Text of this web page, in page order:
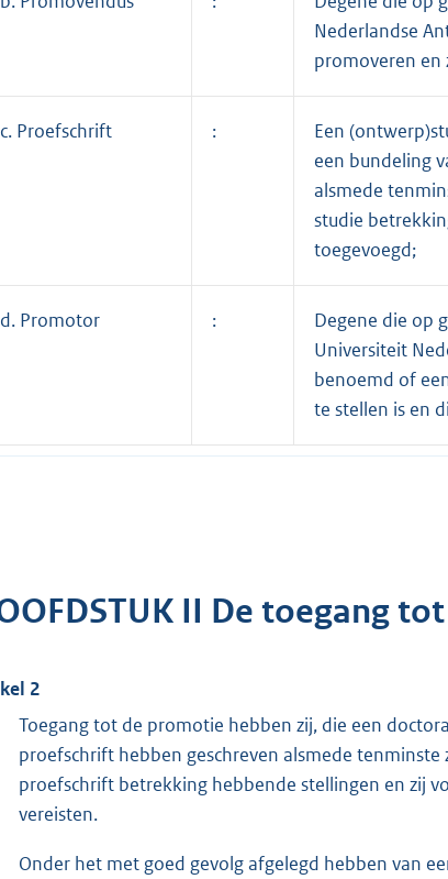
Nederlandse
promoveren
c. Proefschrift :
Een
een bundeling
alsmede
studie
toegevoegd;
d. Promotor :
Degene die op
Universiteit
benoemd of
te stellen is en
II De toegang
2
Toegang tot de promotie hebben zij, die een
proefschrift hebben geschreven alsmede
proefschrift betrekking hebbende stellingen en zij
vereisten.
Onder het met goed gevolg afgelegd hebben van